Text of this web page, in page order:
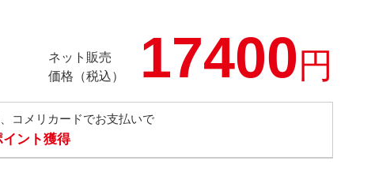
ネット販売
価格（税込）
17400円
コメリカードでお支払いで
イント獲得